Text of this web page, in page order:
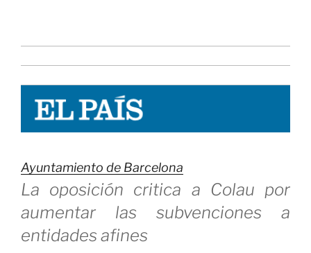
Ayuntamiento de Barcelona
La oposición critica a Colau por
aumentar las subvenciones a
entidades afines